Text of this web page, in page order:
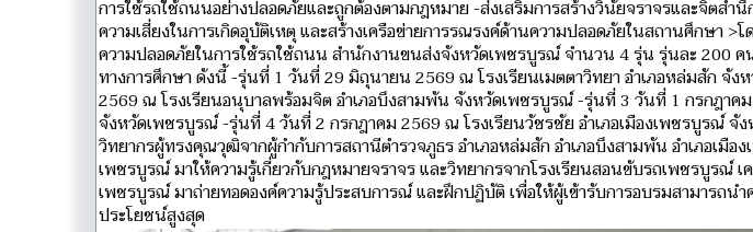
การใช้รถใช้ถนนอย่างปลอดภัยและถูกต้องตามกฎหมาย -ส่งเสริมการสร้างวินัยจราจรและจิตส
ความเสี่ยงในการเกิดอุบัติเหตุ และสร้างเครือข่ายการรณรงค์ด้านความปลอดภัยในสถานศึกษา
ความปลอดภัยในการใช้รถใช้ถนน สำนักงานขนส่งจังหวัดเพชรบูรณ์ จำนวน 4 รุ่น รุ่นละ 200
ทางการศึกษา ดังนี้ -รุ่นที่ 1 วันที่ 29 มิถุนายน 2569 ณ โรงเรียนเมตตาวิทยา อำเภอหล่มสัก จั
2569 ณ โรงเรียนอนุบาลพร้อมจิต อำเภอบึงสามพัน จังหวัดเพชรบูรณ์ -รุ่นที่ 3 วันที่ 1 กรกฎาค
จังหวัดเพชรบูรณ์ -รุ่นที่ 4 วันที่ 2 กรกฎาคม 2569 ณ โรงเรียนวัชรชัย อำเภอเมืองเพชรบูรณ์ จั
วิทยากรผู้ทรงคุณวุฒิจากผู้กำกับการสถานีตำรวจภูธร อำเภอหล่มสัก อำเภอบึงสามพัน อำเภอเมื
เพชรบูรณ์ มาให้ความรู้เกี่ยวกับกฎหมายจราจร และวิทยากรจากโรงเรียนสอนขับรถเพชรบูรณ์
เพชรบูรณ์ มาถ่ายทอดองค์ความรู้ประสบการณ์ และฝึกปฏิบัติ เพื่อให้ผู้เข้ารับการอบรมสามารถนำ
ประโยชน์สูงสุด